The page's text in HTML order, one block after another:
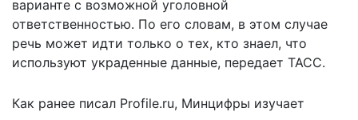
варианте с возможной уголовной
ответственностью. По его словам, в этом случае
речь может идти только о тех, кто знаел, что
используют украденные данные, передает ТАСС.
Как ранее писал Profile.ru, Минцифры изучает